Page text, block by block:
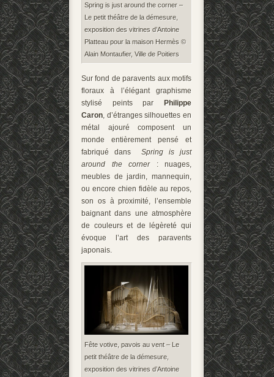
Spring is just around the corner –
Le petit théâtre de la démesure,
exposition des vitrines d’Antoine
Platteau pour la maison Hermès ©
Alain Montaufier, Ville de Poitiers
Sur fond de paravents aux motifs
floraux à l’élégant graphisme
stylisé peints par Philippe
Caron , d’étranges silhouettes en
métal ajouré composent un
monde entièrement pensé et
fabriqué dansSpring is just
around the corner: nuages,
meubles de jardin, mannequin,
ou encore chien fidèle au repos,
son os à proximité, l’ensemble
baignant dans une atmosphère
de couleurs et de légèreté qui
évoque l’art des paravents
japonais.
Fête votive, pavois au vent – Le
petit théâtre de la démesure,
exposition des vitrines d’Antoine